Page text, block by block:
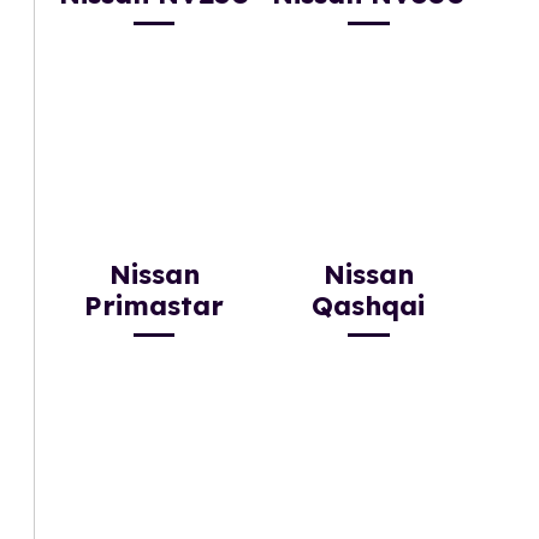
Nissan
Primastar
Nissan
Qashqai